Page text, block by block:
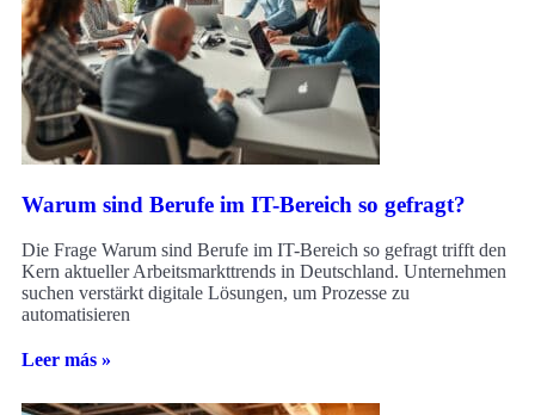
Warum sind Berufe im IT-Bereich so gefragt?
Die Frage Warum sind Berufe im IT-Bereich so gefragt trifft den
Kern aktueller Arbeitsmarkttrends in Deutschland. Unternehmen
suchen verstärkt digitale Lösungen, um Prozesse zu
automatisieren
Leer más »